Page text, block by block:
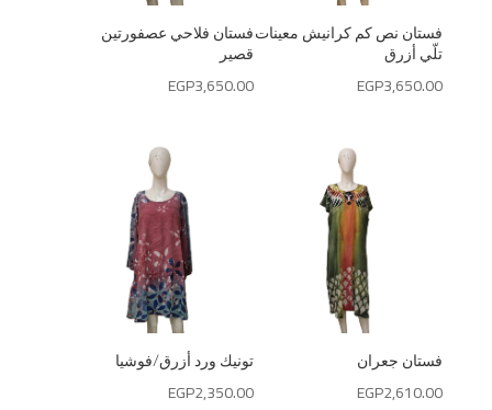
فستان فلاحي عصفورتين
قصير
EGP3,650.00
فستان نص كم كرانيش معينات
تلّي أزرق
EGP3,650.00
تونيك ورد أزرق/فوشيا
EGP2,350.00
فستان جعران
EGP2,610.00